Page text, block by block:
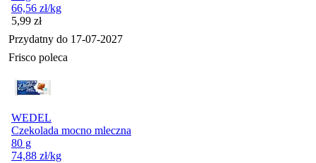
66,56 zł/kg
Cena
5,99 zł
Przydatny do 17-07-2027
Frisco poleca
WEDEL
Czekolada mocno mleczna
80 g
74,88 zł/kg